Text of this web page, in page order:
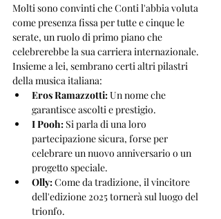
Molti sono convinti che Conti l'abbia voluta
come presenza fissa per tutte e cinque le
serate, un ruolo di primo piano che
celebrerebbe la sua carriera internazionale.
Insieme a lei, sembrano certi altri pilastri
della musica italiana:
Eros Ramazzotti: Un nome che
garantisce ascolti e prestigio.
I Pooh: Si parla di una loro
partecipazione sicura, forse per
celebrare un nuovo anniversario o un
progetto speciale.
Olly: Come da tradizione, il vincitore
dell'edizione 2025 tornerà sul luogo del
trionfo.